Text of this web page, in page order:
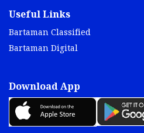
Useful Links
Bartaman Classified
Bartaman Digital
Download App